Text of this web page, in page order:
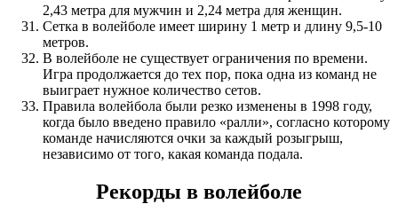
2,43 метра для мужчин и 2,24 метра для женщин.
Сетка в волейболе имеет ширину 1 метр и длину 9,5-10
метров.
В волейболе не существует ограничения по времени.
Игра продолжается до тех пор, пока одна из команд не
выиграет нужное количество сетов.
Правила волейбола были резко изменены в 1998 году,
когда было введено правило «ралли», согласно которому
команде начисляются очки за каждый розыгрыш,
независимо от того, какая команда подала.
Рекорды в волейболе